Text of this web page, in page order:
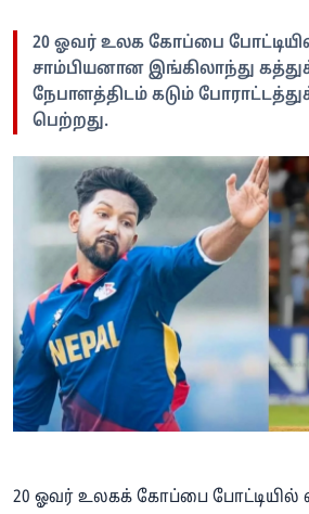
20 ஓவர் உலக கோப்பை
சாம்பியனான இங்கிலாந்து
நேபாளத்திடம் கடும்
பெற்றது.
20 ஓவர் உலகக் கோப்பை